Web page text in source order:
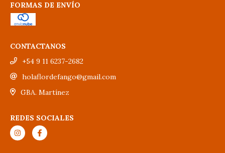
FORMAS DE ENVÍO
CONTACTANOS
+54 9 11 6237-2682
holaflordefango@gmail.com
GBA. Martínez
REDES SOCIALES